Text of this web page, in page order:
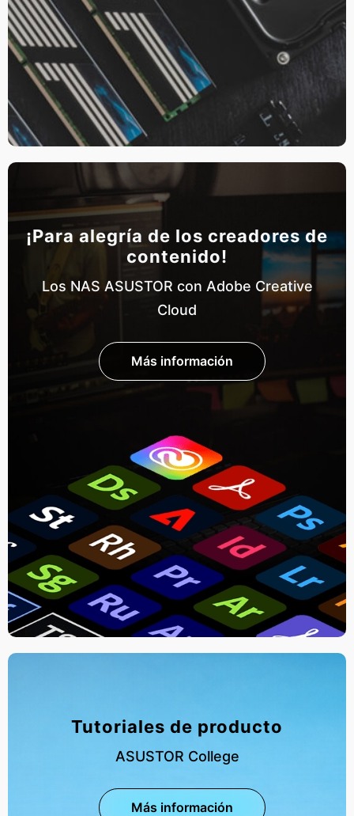
¡Para alegría de los creadores de
contenido!
Los NAS ASUSTOR con Adobe Creative
Cloud
Más información
Tutoriales de producto
ASUSTOR College
Más información